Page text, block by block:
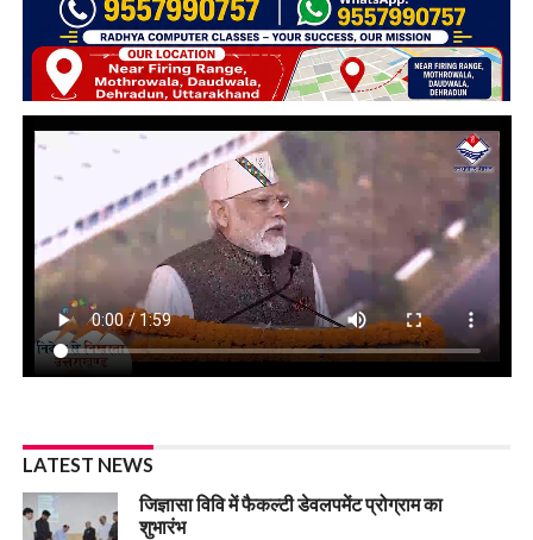
LATEST NEWS
जिज्ञासा विवि में फैकल्टी डेवलपमेंट प्रोग्राम का
शुभारंभ